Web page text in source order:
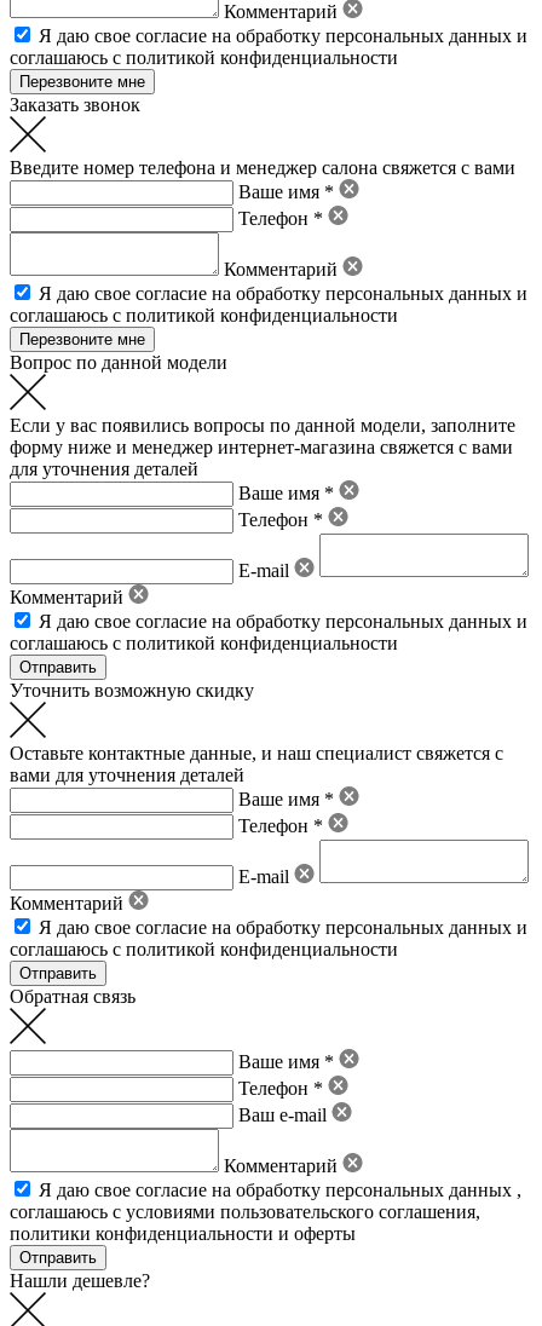
Комментарий
Я даю свое согласие на обработку персональных данных и
соглашаюсь с политикой конфиденциальности
Заказать звонок
Введите номер телефона и менеджер салона свяжется с вами
Ваше имя *
Телефон *
Комментарий
Я даю свое согласие на обработку персональных данных и
соглашаюсь с политикой конфиденциальности
Вопрос по данной модели
Если у вас появились вопросы по данной модели, заполните
форму ниже и менеджер интернет-магазина свяжется с вами
для уточнения деталей
Ваше имя *
Телефон *
E-mail
Комментарий
Я даю свое согласие на обработку персональных данных и
соглашаюсь с политикой конфиденциальности
Уточнить возможную скидку
Оставьте контактные данные, и наш специалист свяжется с
вами для уточнения деталей
Ваше имя *
Телефон *
E-mail
Комментарий
Я даю свое согласие на обработку персональных данных и
соглашаюсь с политикой конфиденциальности
Обратная связь
Ваше имя *
Телефон *
Ваш e-mail
Комментарий
Я даю свое согласие на обработку персональных данных ,
соглашаюсь с условиями пользовательского соглашения,
политики конфиденциальности и оферты
Нашли дешевле?